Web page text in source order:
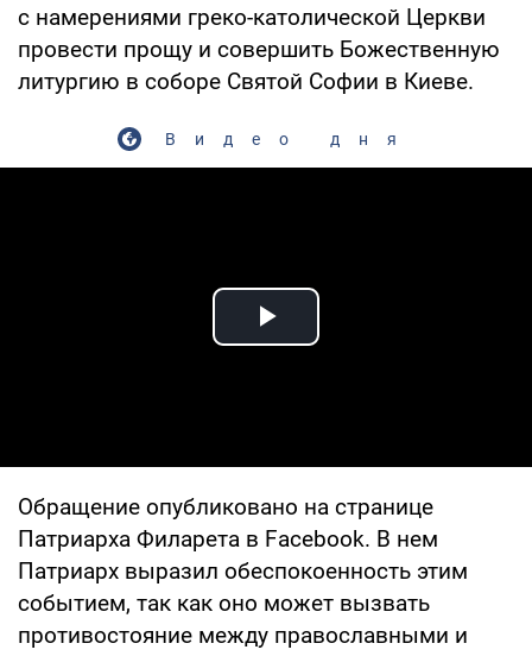
с намерениями греко-католической Церкви
провести прощу и совершить Божественную
литургию в соборе Святой Софии в Киеве.
Видео дня
Play Video
Обращение опубликовано на странице
Патриарха Филарета в Facebook. В нем
Патриарх выразил обеспокоенность этим
событием, так как оно может вызвать
противостояние между православными и